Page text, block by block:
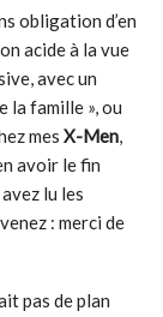
obligation d’en
acide à la vue
avec un
la famille », ou
mes X-Men,
avoir le fin
lu les
: merci de
pas de plan